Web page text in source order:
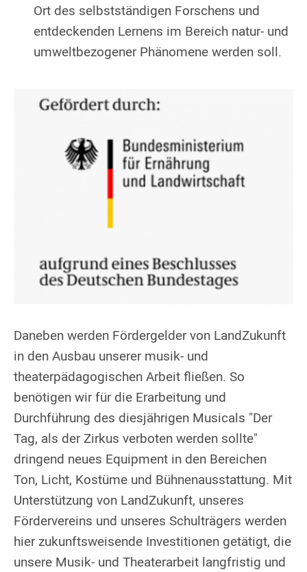
Ort des selbstständigen Forschens und
entdeckenden Lernens im Bereich natur- und
umweltbezogener Phänomene werden soll.
Daneben werden Fördergelder von LandZukunft
in den Ausbau unserer musik- und
theaterpädagogischen Arbeit fließen. So
benötigen wir für die Erarbeitung und
Durchführung des diesjährigen Musicals "Der
Tag, als der Zirkus verboten werden sollte"
dringend neues Equipment in den Bereichen
Ton, Licht, Kostüme und Bühnenausstattung. Mit
Unterstützung von LandZukunft, unseres
Fördervereins und unseres Schulträgers werden
hier zukunftsweisende Investitionen getätigt, die
unsere Musik- und Theaterarbeit langfristig und